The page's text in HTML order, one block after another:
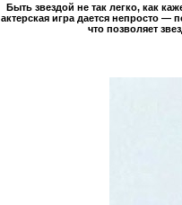
Быть звездой не так легко, как
актерская игра дается непросто
что позволяет